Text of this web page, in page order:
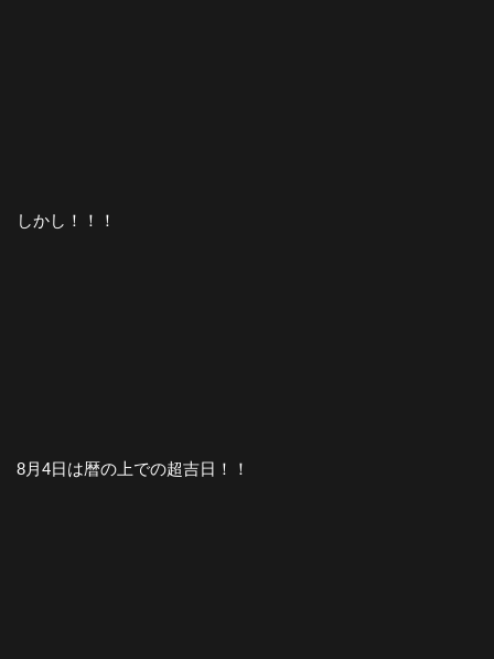
しかし！！！
8月4日は暦の上での超吉日！！